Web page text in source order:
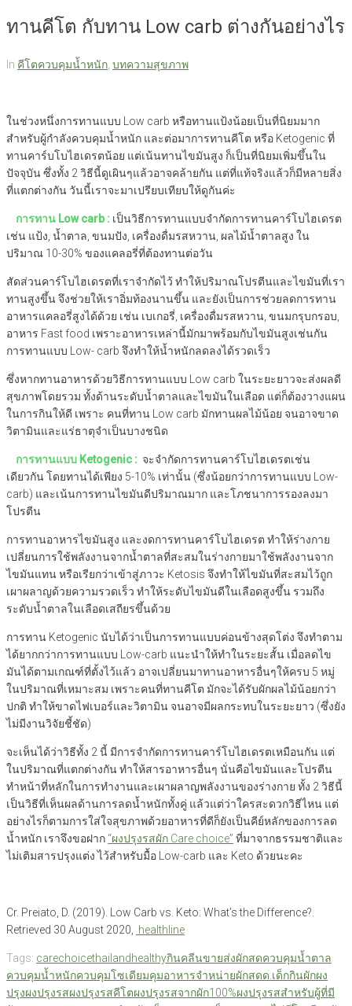
ทานคีโต กับทาน Low carb ต่างกันอย่างไร
In คีโตควบคุมน้ำหนัก บทความสุขภาพ
ในช่วงหนึ่งการทานแบบ Low carb หรือทานแป้งน้อยเป็นที่นิยมมาก
สำหรับผู้กำลังควบคุมน้ำหนัก และต่อมาการทานคีโต หรือ Ketogenic ที่
ทานคาร์บโบไฮเดรตน้อย แต่เน้นทานไขมันสูง ก็เป็นที่นิยมเพิ่มขึ้นใน
ปัจจุบัน ซึ่งทั้ง 2 วิธีนี้ดูเผินๆแล้วอาจคล้ายกัน แต่ที่แท้จริงแล้วก็มีหลายสิ่ง
ที่แตกต่างกัน วันนี้เราจะมาเปรียบเทียบให้ดูกันค่ะ
การทาน Low carb : เป็นวิธีการทานแบบจำกัดการทานคาร์โบไฮเดรต
เช่น แป้ง, น้ำตาล, ขนมปัง, เครื่องดื่มรสหวาน, ผลไม้น้ำตาลสูง ใน
ปริมาณ 10-30% ของแคลอรี่ที่ต้องทานต่อวัน
สัดส่วนคาร์โบไฮเดรตที่เราจำกัดไว้ ทำให้ปริมาณโปรตีนและไขมันที่เรา
ทานสูงขึ้น จึงช่วยให้เราอิ่มท้องนานขึ้น และยังเป็นการช่วยลดการทาน
อาหารแคลอรี่สูงได้ด้วย เช่น เบเกอรี่, เครื่องดื่มรสหวาน, ขนมกรุบกรอบ,
อาหาร Fast food เพราะอาหารเหล่านี้มักมาพร้อมกับไขมันสูงเช่นกัน
การทานแบบ Low- carb จึงทำให้น้ำหนักลดลงได้รวดเร็ว
ซึ่งหากทานอาหารด้วยวิธีการทานแบบ Low carb ในระยะยาวจะส่งผลดี
สุขภาพโดยรวม ทั้งด้านระดับน้ำตาลและไขมันในเลือด แต่ก็ต้องวางแผน
ในการกินให้ดี เพราะ คนที่ทาน Low carb มักทานผลไม้น้อย จนอาจขาด
วิตามินและแร่ธาตุจำเป็นบางชนิด
การทานแบบ Ketogenic : จะจำกัดการทานคาร์โบไฮเดรตเช่น
เดียวกัน โดยทานได้เพียง 5-10% เท่านั้น (ซึ่งน้อยกว่าการทานแบบ Low-
carb) และเน้นการทานไขมันดีปริมาณมาก และโภชนาการรองลงมา
โปรตีน
การทานอาหารไขมันสูง และงดการทานคาร์โบไฮเดรต ทำให้ร่างกาย
เปลี่ยนการใช้พลังงานจากน้ำตาลที่สะสมในร่างกายมาใช้พลังงานจาก
ไขมันแทน หรือเรียกว่าเข้าสู่ภาวะ Ketosis จึงทำให้ไขมันที่สะสมไว้ถูก
เผาผลาญด้วยความรวดเร็ว ทำให้ระดับไขมันดีในเลือดสูงขึ้น รวมถึง
ระดับน้ำตาลในเลือดเสถียรขึ้นด้วย
การทาน Ketogenic นับได้ว่าเป็นการทานแบบค่อนข้างสุดโต่ง จึงทำตาม
ได้ยากกว่าการทานแบบ Low-carb แนะนำให้ทำในระยะสั้น เมื่อลดไข
มันได้ตามเกณฑ์ที่ตั้งไว้แล้ว อาจเปลี่ยนมาทานอาหารอื่นๆให้ครบ 5 หมู่
ในปริมาณที่เหมาะสม เพราะคนที่ทานคีโต มักจะได้รับผักผลไม้น้อยกว่า
ปกติ ทำให้ขาดไฟเบอร์และวิตามิน จนอาจมีผลกระทบในระยะยาว (ซึ่งยัง
ไม่มีงานวิจัยชี้ชัด)
จะเห็นได้ว่าวิธีทั้ง 2 นี้ มีการจำกัดการทานคาร์โบไฮเดรตเหมือนกัน แต่
ในปริมาณที่แตกต่างกัน ทำให้สารอาหารอื่นๆ นั่นคือไขมันและโปรตีน
ทำหน้าที่หลักในการทำงานและเผาผลาญพลังงานของร่างกาย ทั้ง 2 วิธีนี้
เป็นวิธีที่เห็นผลด้านการลดน้ำหนักทั้งคู่ แล้วแต่ว่าใครสะดวกวิธีไหน แต่
อย่างไรก็ตามการใส่ใจสุขภาพด้วยอาหารที่ดีก็ยังเป็นคีย์หลักของการลด
น้ำหนัก เราจึงขอฝาก “ผงปรุงรสผัก Care choice” ที่มาจากธรรมชาติและ
ไม่เติมสารปรุงแต่ง ไว้สำหรับมื้อ Low-carb และ Keto ด้วยนะคะ
Cr. Preiato, D. (2019). Low Carb vs. Keto: What’s the Difference?.
Retrieved 30 August 2020,
healthline
Tags: carechoicethailandhealthyกินคลีนขายส่งผักสดควบคุมน้ำตาล
ควบคุมน้ำหนักควบคุมโซเดียมคุมอาหารจำหน่ายผักสดด.เด็กกินผักผง
ปรุงผงปรุงรสผงปรุงรสคีโตผงปรุงรสจากผัก100%ผงปรุงรสสำหรับผู้ที่มี